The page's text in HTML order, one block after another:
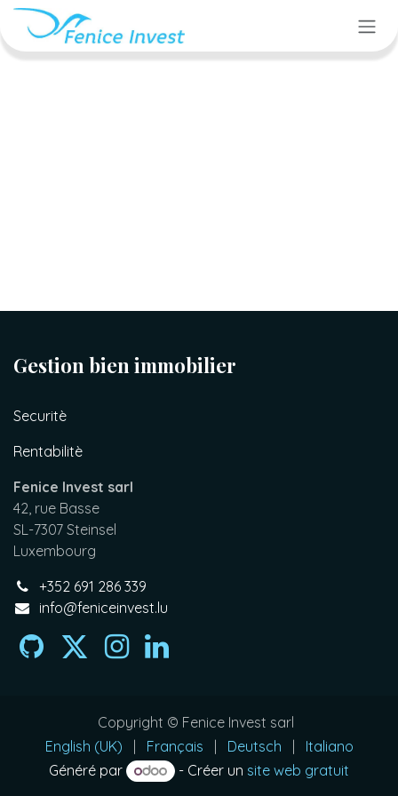
Se rendre au contenu
Gestion bien immobilier
Securitè
Rentabilitè
Fenice Invest sarl
42, rue Basse
SL-7307 Steinsel
Luxembourg
+352 691 286 339
info@feniceinvest.lu
Copyright © Fenice Invest sarl
English (UK)
| Français | Deutsch |
Italiano
Généré par
- Créer un site web gratuit